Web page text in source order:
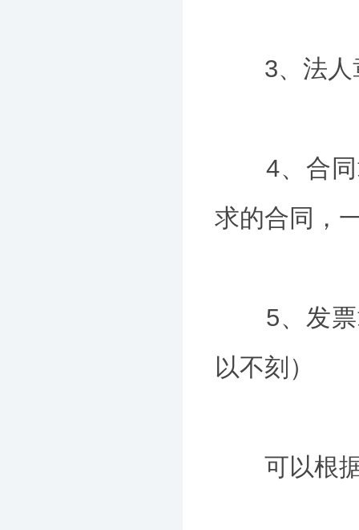
3、法人章
4、合同
求的合同，
5、发票
以不刻）
可以根据